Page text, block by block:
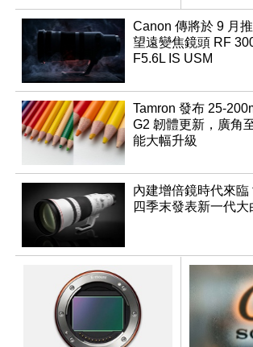
行修復
變焦鏡
Canon 傳將於 9 月
望遠變焦鏡頭 RF
F5.6L IS USM
Tamron 發布 25-
G2 韌體更新，廣角
能大幅升級
內建增倍鏡時代來
四季末發表新一代大